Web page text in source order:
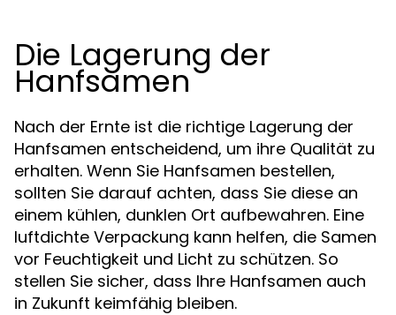
Die Lagerung der
Hanfsamen
Nach der Ernte ist die richtige Lagerung der
Hanfsamen entscheidend, um ihre Qualität zu
erhalten. Wenn Sie Hanfsamen bestellen,
sollten Sie darauf achten, dass Sie diese an
einem kühlen, dunklen Ort aufbewahren. Eine
luftdichte Verpackung kann helfen, die Samen
vor Feuchtigkeit und Licht zu schützen. So
stellen Sie sicher, dass Ihre Hanfsamen auch
in Zukunft keimfähig bleiben.